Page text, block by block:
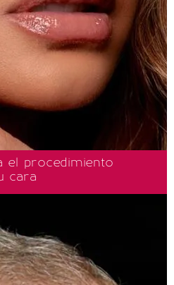
el procedimiento
cara